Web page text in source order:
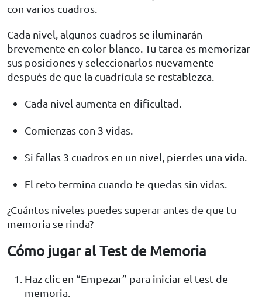
con varios cuadros.
Cada nivel, algunos cuadros se iluminarán
brevemente en color blanco. Tu tarea es memorizar
sus posiciones y seleccionarlos nuevamente
después de que la cuadrícula se restablezca.
Cada nivel aumenta en dificultad.
Comienzas con 3 vidas.
Si fallas 3 cuadros en un nivel, pierdes una vida.
El reto termina cuando te quedas sin vidas.
¿Cuántos niveles puedes superar antes de que tu
memoria se rinda?
Cómo jugar al Test de Memoria
Haz clic en “Empezar” para iniciar el test de
memoria.